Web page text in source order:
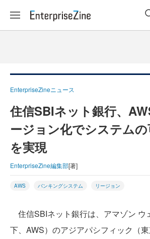
EnterpriseZineニュース
住信SBIネット銀行、
ージョン化でシステム
を実現
EnterpriseZine編集部[著]
AWS バンキングシステム リージョン
住信SBIネット銀行は、アマゾン ウ
下、AWS）のアジアパシフィック（